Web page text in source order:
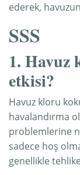
ederek,
SSS
1. Havuz
etkisi?
Havuz kloru
havalandırma
problemlerine
sadece hoş
genellikle